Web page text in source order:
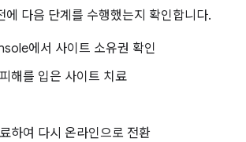
에 다음 단계를 수행했는지 확인합니다.
에서 사이트 소유권 확인
해를 입은 사이트 치료
하여 다시 온라인으로 전환